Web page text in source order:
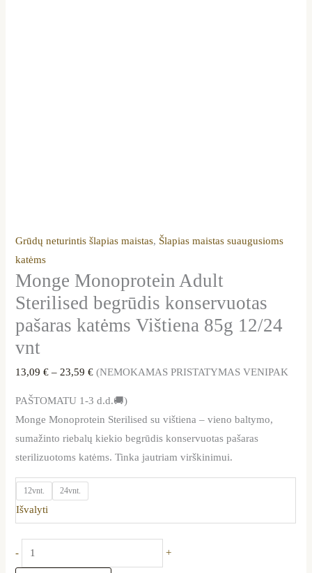
Grūdų neturintis šlapias maistas, Šlapias maistas suaugusioms
katėms
Monge Monoprotein Adult
Sterilised begrūdis konservuotas
pašaras katėms Vištiena 85g 12/24
vnt
13,09€ – 23,59€ (NEMOKAMAS PRISTATYMAS VENIPAK
PAŠTOMATU 1-3 d.d.🚚)
Monge Monoprotein Sterilised su vištiena – vieno baltymo,
sumažinto riebalų kiekio begrūdis konservuotas pašaras
sterilizuotoms katėms. Tinka jautriam virškinimui.
12vnt. 24vnt.
Išvalyti
- +